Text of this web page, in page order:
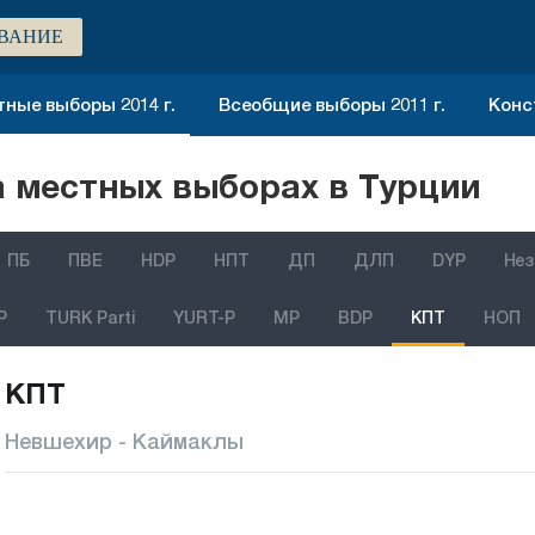
выборы 2014 г. Всеобщие выборы 2011 г.
выборах в Турции
ПБ ПВЕ HDP НПТ ДП ДЛП DYP
TURK Parti YURT-P MP BDP КПТ НОП
КПТ
Невшехир - Каймаклы